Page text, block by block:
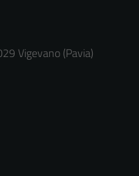
Vigevano (Pavia)